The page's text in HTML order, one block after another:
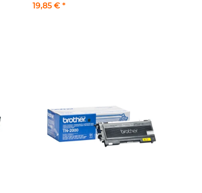
19,85 € *